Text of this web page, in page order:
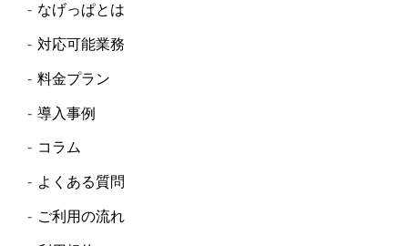
なげっぱとは
対応可能業務
料金プラン
導入事例
コラム
よくある質問
ご利用の流れ